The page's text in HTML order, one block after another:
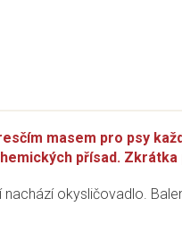
masem pro psy
přísad. Zkrátka
okysličovadlo.